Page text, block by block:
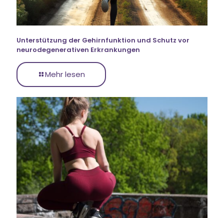
Unterstützung der Gehirnfunktion und Schutz vor
neurodegenerativen Erkrankungen
Mehr lesen